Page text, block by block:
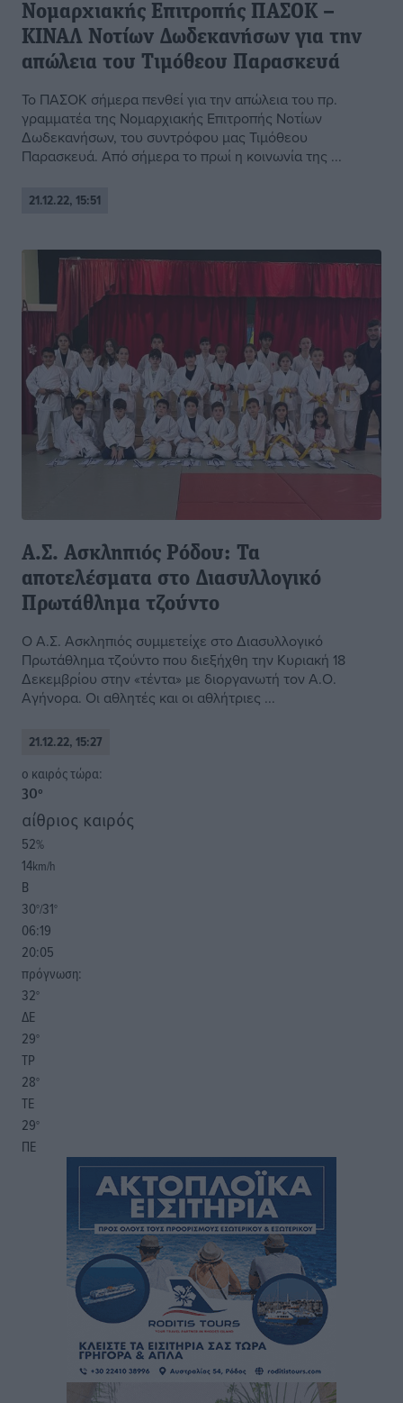
Νομαρχιακής Επιτροπής ΠΑΣΟΚ –
ΚΙΝΑΛ Νοτίων Δωδεκανήσων για την
απώλεια του Τιμόθεου Παρασκευά
Το ΠΑΣΟΚ σήμερα πενθεί για την απώλεια του πρ.
γραμματέα της Νομαρχιακής Επιτροπής Νοτίων
Δωδεκανήσων, του συντρόφου μας Τιμόθεου
Παρασκευά. Από σήμερα το πρωί η κοινωνία της ...
21.12.22, 15:51
Α.Σ. Ασκληπιός Ρόδου: Τα
αποτελέσματα στο Διασυλλογικό
Πρωτάθλημα τζούντο
Ο Α.Σ. Ασκληπιός συμμετείχε στο Διασυλλογικό
Πρωτάθλημα τζούντο που διεξήχθη την Κυριακή 18
Δεκεμβρίου στην «τέντα» με διοργανωτή τον Α.Ο.
Αγήνορα. Οι αθλητές και οι αθλήτριες ...
21.12.22, 15:27
o καιρός τώρα:
30°
αίθριος καιρός
52%
14km/h
Β
30°/31°
06:19
20:05
πρόγνωση:
32°
ΔΕ
29°
ΤΡ
28°
ΤΕ
29°
ΠΕ